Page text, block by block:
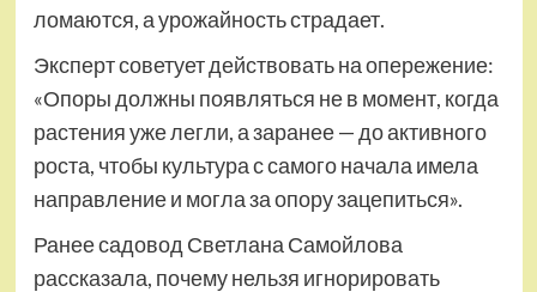
ломаются, а урожайность страдает.
Эксперт советует действовать на опережение:
«Опоры должны появляться не в момент, когда
растения уже легли, а заранее — до активного
роста, чтобы культура с самого начала имела
направление и могла за опору зацепиться».
Ранее садовод Светлана Самойлова
рассказала, почему нельзя игнорировать